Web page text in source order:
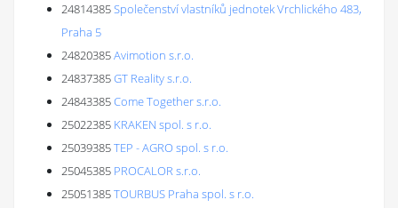
24814385Společenství vlastníků jednotek Vrchlického 483,
Praha 5
24820385Avimotion s.r.o.
24837385GT Reality s.r.o.
24843385Come Together s.r.o.
25022385 KRAKEN spol. s r.o.
25039385TEP - AGRO spol. s r.o.
25045385 PROCALOR s.r.o.
25051385TOURBUS Praha spol. s r.o.